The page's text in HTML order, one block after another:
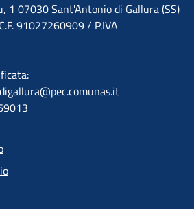
1 07030 Sant'Antonio di Gallura (SS)
91027260909 / P.IVA